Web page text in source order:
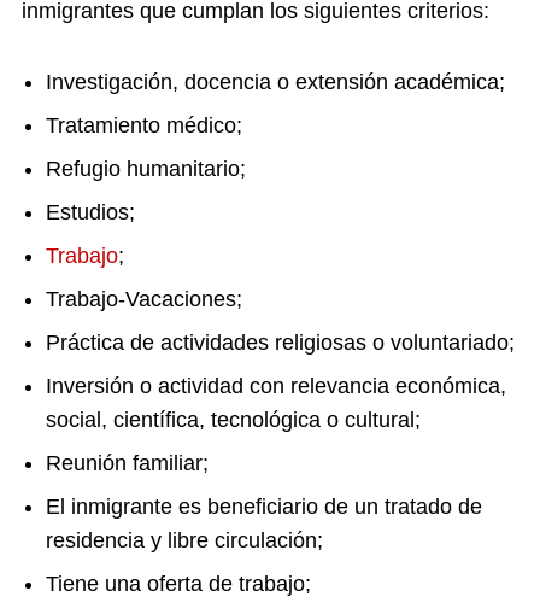
inmigrantes que cumplan los siguientes criterios:
Investigación, docencia o extensión académica;
Tratamiento médico;
Refugio humanitario;
Estudios;
Trabajo;
Trabajo-Vacaciones;
Práctica de actividades religiosas o voluntariado;
Inversión o actividad con relevancia económica,
social, científica, tecnológica o cultural;
Reunión familiar;
El inmigrante es beneficiario de un tratado de
residencia y libre circulación;
Tiene una oferta de trabajo;